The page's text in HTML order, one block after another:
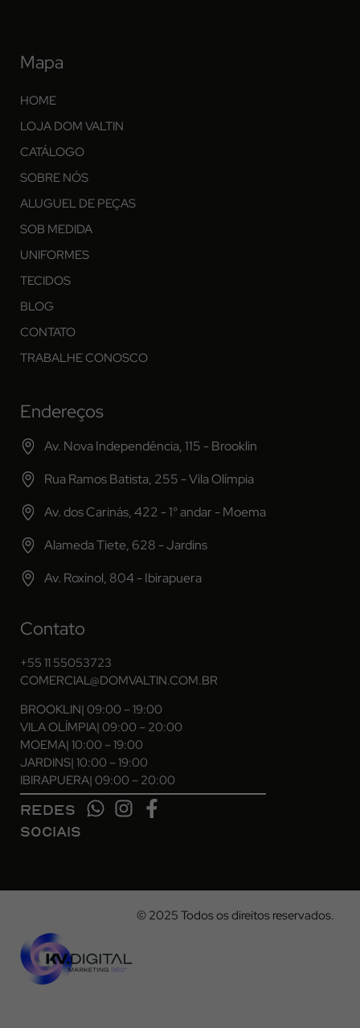
Mapa
HOME
LOJA DOM VALTIN
CATÁLOGO
SOBRE NÓS
ALUGUEL DE PEÇAS
SOB MEDIDA
UNIFORMES
TECIDOS
BLOG
CONTATO
TRABALHE CONOSCO
Endereços
Av. Nova Independência, 115 - Brooklin
Rua Ramos Batista, 255 - Vila Olímpia
Av. dos Carinás, 422 - 1° andar - Moema
Alameda Tiete, 628 - Jardins
Av. Roxinol, 804 - Ibirapuera
Contato
+55 11 55053723
COMERCIAL@DOMVALTIN.COM.BR
BROOKLIN| 09:00 – 19:00
VILA OLÍMPIA| 09:00 – 20:00
MOEMA| 10:00 – 19:00
JARDINS| 10:00 – 19:00
IBIRAPUERA| 09:00 – 20:00
REDES
SOCIAIS
© 2025 Todos os direitos reservados.